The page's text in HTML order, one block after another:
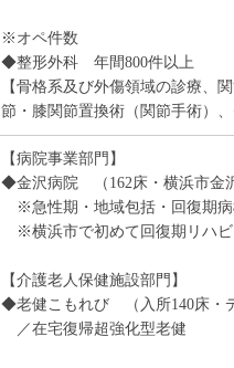
※オペ件数
◆整形外科 年間800件以上
【骨格系及び外傷領域の診療、
節・膝関節置換術（関節手術）
【病院事業部門】
◆金沢病院 （162床・横浜市金
※急性期・地域包括・回復期
※横浜市で初めて回復期リハビ
【介護老人保健施設部門】
◆老健こもれび （入所140床・
／在宅復帰超強化型老健